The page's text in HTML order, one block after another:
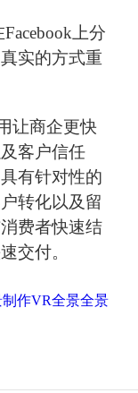
上分
实的方式重
让商企更快
客户信任
有针对性的
转化以及留
费者快速结
交付。
作VR全景全景